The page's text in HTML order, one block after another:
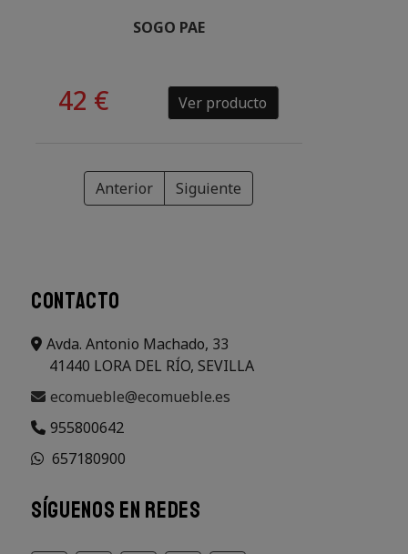
SOGO PAE
42 € Ver producto
Anterior Siguiente
CONTACTO
Avda. Antonio Machado, 33
41440 LORA DEL RÍO, SEVILLA
ecomueble@ecomueble.es
955800642
657180900
SÍGUENOS EN REDES